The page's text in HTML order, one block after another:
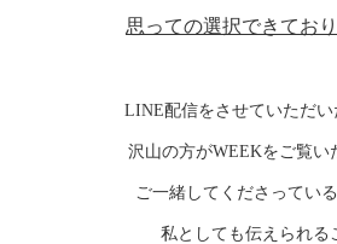
思っての選択できてお
LINE配信をさせていただい
沢山の方がWEEKをご覧い
ご一緒してくださっている
私としても伝えられる